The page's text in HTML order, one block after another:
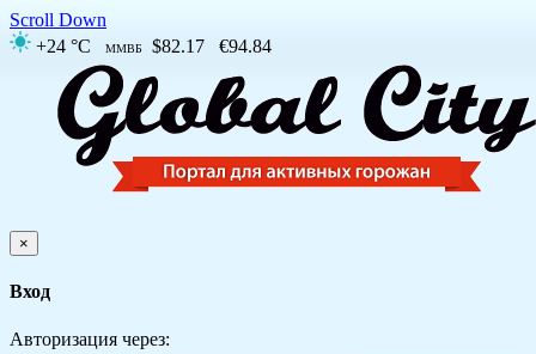
Scroll Down
+24 °C
ММВБ $82.17 €94.84
×
Вход
Авторизация через: